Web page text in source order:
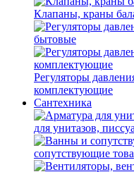
Клапаны, краны
бытовые
Регуляторы
комплектующие
Сантехника
для унитазов,
сопутствующие